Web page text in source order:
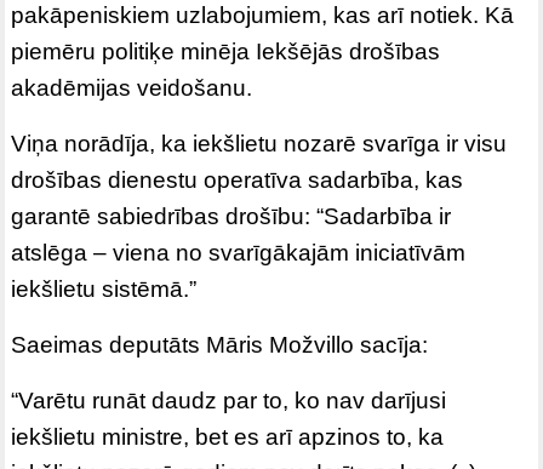
pakāpeniskiem uzlabojumiem, kas arī notiek. Kā
piemēru politiķe minēja Iekšējās drošības
akadēmijas veidošanu.
Viņa norādīja, ka iekšlietu nozarē svarīga ir visu
drošības dienestu operatīva sadarbība, kas
garantē sabiedrības drošību: “Sadarbība ir
atslēga – viena no svarīgākajām iniciatīvām
iekšlietu sistēmā.”
Saeimas deputāts Māris Možvillo sacīja:
“Varētu runāt daudz par to, ko nav darījusi
iekšlietu ministre, bet es arī apzinos to, ka